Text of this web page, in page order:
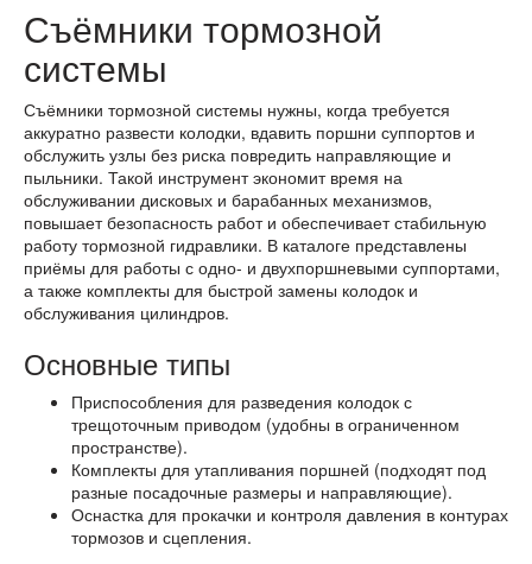
Съёмники тормозной
системы
Съёмники тормозной системы нужны, когда требуется
аккуратно развести колодки, вдавить поршни суппортов и
обслужить узлы без риска повредить направляющие и
пыльники. Такой инструмент экономит время на
обслуживании дисковых и барабанных механизмов,
повышает безопасность работ и обеспечивает стабильную
работу тормозной гидравлики. В каталоге представлены
приёмы для работы с одно- и двухпоршневыми суппортами,
а также комплекты для быстрой замены колодок и
обслуживания цилиндров.
Основные типы
Приспособления для разведения колодок с
трещоточным приводом (удобны в ограниченном
пространстве).
Комплекты для утапливания поршней (подходят под
разные посадочные размеры и направляющие).
Оснастка для прокачки и контроля давления в контурах
тормозов и сцепления.